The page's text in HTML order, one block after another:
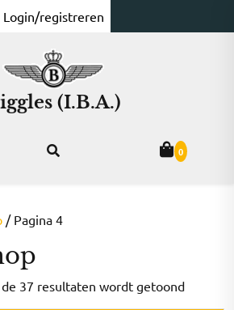
Login/registreren
(I.B.A.)
0
/ Pagina 4
de 37 resultaten wordt getoond
op